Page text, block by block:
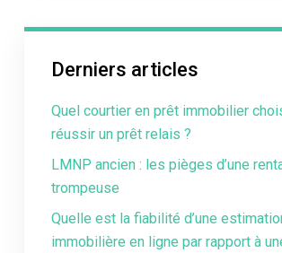
Derniers articles
Quel courtier en prêt immobilier
réussir un prêt relais ?
LMNP ancien : les pièges d’une
trompeuse
Quelle est la fiabilité d’une
immobilière en ligne par rapport à